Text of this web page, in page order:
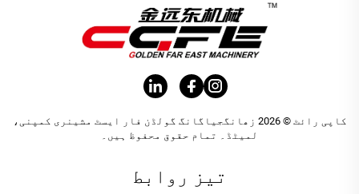
کاپی رائٹ © 2026 زھانگجیاگانگ گولڈن فار ایسٹ مشینری کمپنی،
لمیٹڈ۔ تمام حقوق محفوظ ہیں۔
تیز روابط